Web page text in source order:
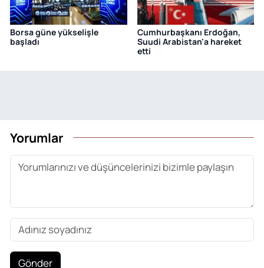
Borsa güne yükselişle
başladı
Cumhurbaşkanı Erdoğan,
Suudi Arabistan'a hareket
etti
Yorumlar
Gönder